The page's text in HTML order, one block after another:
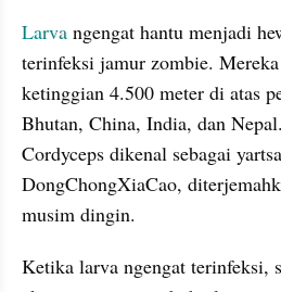
Larva ngengat hantu menjadi
terinfeksi jamur zombie.
ketinggian 4.500 meter di atas
Bhutan, China, India, dan
Cordyceps dikenal sebagai
DongChongXiaCao,
musim dingin.
Ketika larva ngengat terinfeksi,